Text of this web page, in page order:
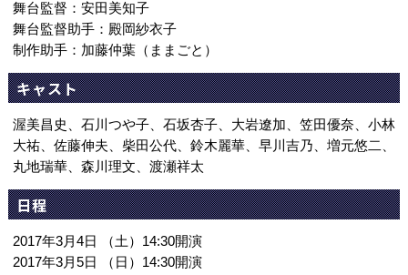
舞台監督：安田美知子
舞台監督助手：殿岡紗衣子
制作助手：加藤仲葉（ままごと）
キャスト
渥美昌史、石川つや子、石坂杏子、大岩遼加、笠田優奈、小林
大祐、佐藤伸夫、柴田公代、鈴木麗華、早川吉乃、増元悠二、
丸地瑞華、森川理文、渡瀬祥太
日程
2017年3月4日 （土）14:30開演
2017年3月5日 （日）14:30開演